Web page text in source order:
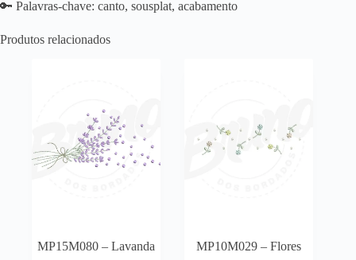
🔑 Palavras-chave: canto, sousplat, acabamento
Produtos relacionados
MP15M080 – Lavanda
MP10M029 – Flores